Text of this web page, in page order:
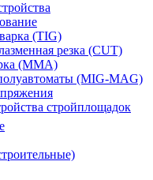
(TIG)
резка (CUT)
(ММА)
(MIG-MAG)
стройплощадок